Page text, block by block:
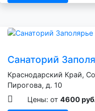
Санаторий
Краснодарский Край,
Пирогова, д. 10
Цены: от 4600